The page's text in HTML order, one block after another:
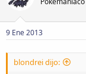
9 Ene 2013
blondrei dijo: